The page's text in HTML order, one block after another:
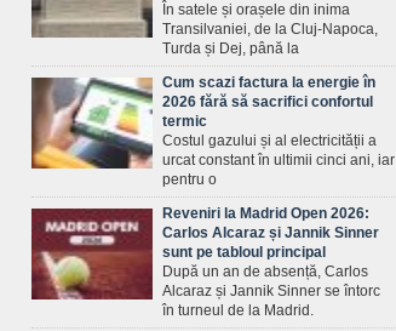
În satele și orașele din inima
Transilvaniei, de la Cluj-Napoca,
Turda și Dej, până la
Cum scazi factura la energie în
2026 fără să sacrifici confortul
termic
Costul gazului și al electricității a
urcat constant în ultimii cinci ani, iar
pentru o
Reveniri la Madrid Open 2026:
Carlos Alcaraz și Jannik Sinner
sunt pe tabloul principal
După un an de absență, Carlos
Alcaraz și Jannik Sinner se întorc
în turneul de la Madrid.